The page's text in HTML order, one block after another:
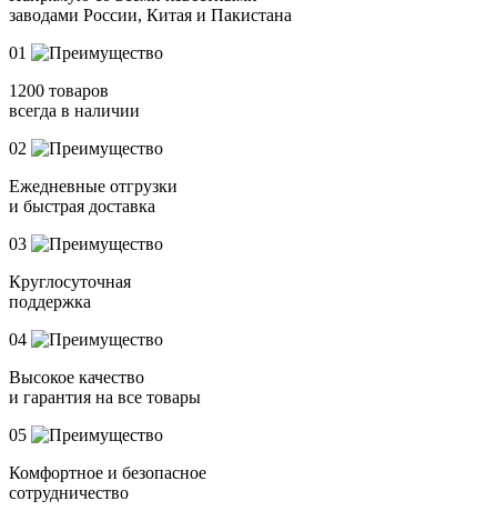
заводами России, Китая и Пакистана
01
1200 товаров
всегда в наличии
02
Ежедневные отгрузки
и быстрая доставка
03
Круглосуточная
поддержка
04
Высокое качество
и гарантия на все товары
05
Комфортное и безопасное
сотрудничество